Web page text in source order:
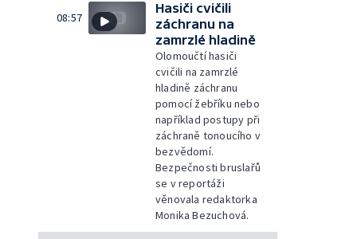
08:57
Hasiči cvičili
záchranu na
zamrzlé hladině
Olomoučtí hasiči
cvičili na zamrzlé
hladině záchranu
pomocí žebříku nebo
například postupy při
záchraně tonoucího v
bezvědomí.
Bezpečnosti bruslařů
se v reportáži
věnovala redaktorka
Monika Bezuchová.